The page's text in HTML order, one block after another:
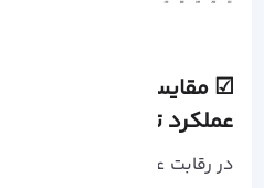
عملکرد تولید محتوا
در رقابت عملکرد غیر بازی، اگر